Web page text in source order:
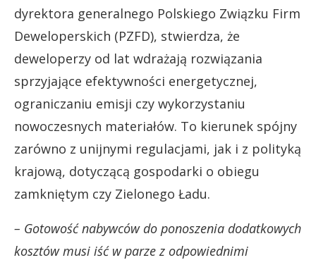
dyrektora generalnego Polskiego Związku Firm
Deweloperskich (PZFD), stwierdza, że
deweloperzy od lat wdrażają rozwiązania
sprzyjające efektywności energetycznej,
ograniczaniu emisji czy wykorzystaniu
nowoczesnych materiałów. To kierunek spójny
zarówno z unijnymi regulacjami, jak i z polityką
krajową, dotyczącą gospodarki o obiegu
zamkniętym czy Zielonego Ładu.
– Gotowość nabywców do ponoszenia dodatkowych
kosztów musi iść w parze z odpowiednimi